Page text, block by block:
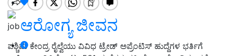
ಆರೋಗ್ಯ ಜೀವನ
job
ಪಶ್ಚಿಮ ಕೇಂದ್ರ ರೈಲ್ವೆಯು ವಿವಿಧ ಟ್ರೇಡ್‌ ಅಪ್ರೆಂಟಿಸ್ ಹುದ್ದೆಗಳ ಭರ್ತಿಗೆ